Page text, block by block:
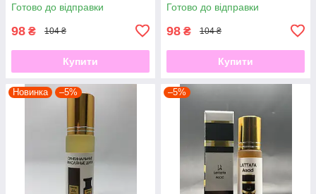
Готово до відправки
98 ₴ 104 ₴
Купити
Готово до відправки
98 ₴ 104 ₴
Купити
Новинка –5% –5%